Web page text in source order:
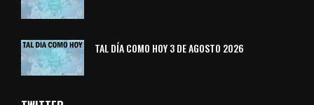
TAL DÍA COMO HOY 3 DE AGOSTO 2026